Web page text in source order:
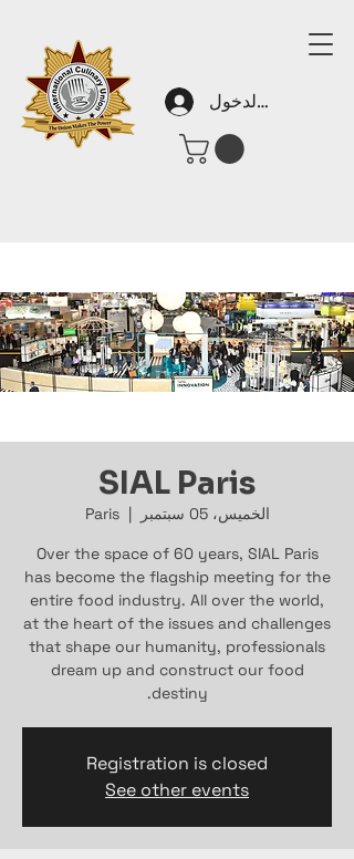
تسجيل الدخول
SIAL Paris
الخميس، 05 سبتمبر
  |
Paris
Over the space of 60 years, SIAL Paris
has become the flagship meeting for the
entire food industry. All over the world,
at the heart of the issues and challenges
that shape our humanity, professionals
dream up and construct our food
destiny.
Registration is closed
See other events